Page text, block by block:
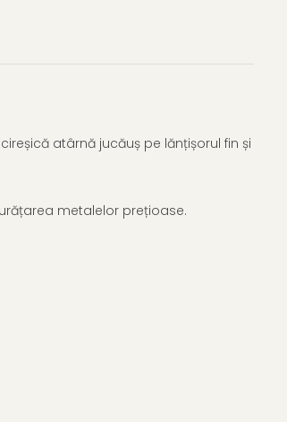
atârnă jucăuș pe lănțișorul fin și
metalelor prețioase.